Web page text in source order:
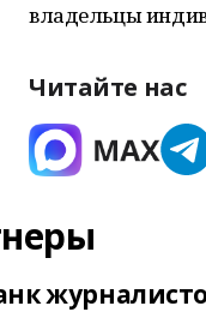
владельцы
Читайте нас